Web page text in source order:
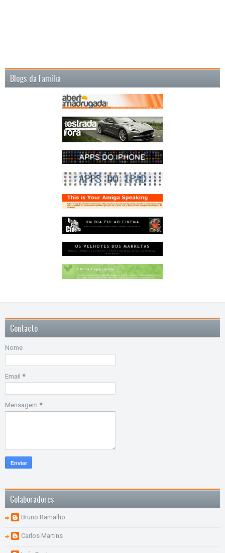
Blogs da Família
Contacto
Nome
Email *
Mensagem *
Colaboradores
Bruno Ramalho
Carlos Martins